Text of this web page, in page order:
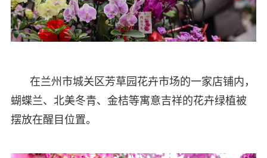
在兰州市城关区芳草园花卉市场的一家店铺内，
蝴蝶兰、北美冬青、金桔等寓意吉祥的花卉绿植被
摆放在醒目位置。